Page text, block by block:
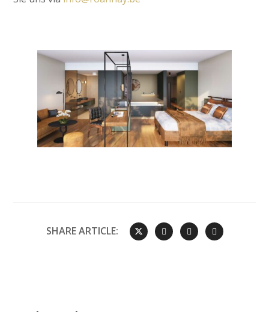
SHARE ARTICLE: